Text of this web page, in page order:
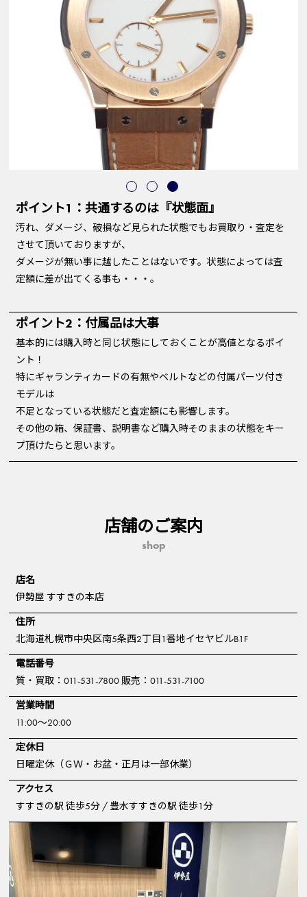
ポイント1：共通するのは『状態面』
汚れ、ダメージ、破損など見られた状態でもお買取り・査定を
させて頂いておりますが、
ダメージが無い事に越したことはないです。状態によっては査
定額に差が出てくる事も・・・。
ポイント2：付属品は大事
基本的には購入時と同じ状態にしておくことが高値となるポイ
ント！
特にギャランティカードの有無やベルトなどの付属パーツ付き
モデルは
不足となっている状態だと査定額にも影響します。
その他の箱、保証書、説明書など購入時そのままの状態をキー
プ頂けたらと思います。
店舗のご案内
shop
店名
伊勢屋 すすきの本店
住所
北海道札幌市中央区南5条西2丁目1番地イセヤビルB1F
電話番号
質・買取：011-531-7800 販売：011-531-7100
営業時間
11:00～20:00
定休日
日曜定休（ＧＷ・お盆・正月は一部休業）
アクセス
すすきの駅 徒歩5分 / 豊水すすきの駅 徒歩1分